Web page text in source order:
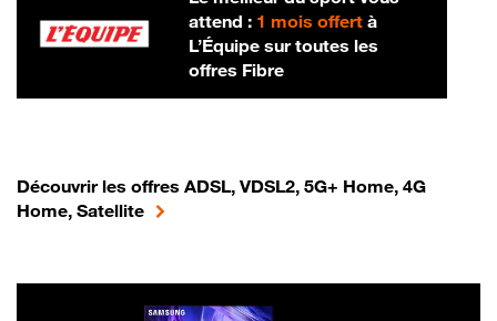
attend : 1 mois offertà
L’Équipe sur toutes les
offres Fibre
Découvrir les offres ADSL, VDSL2, 5G+ Home, 4G
Home, Satellite